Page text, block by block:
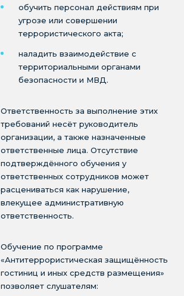
обучить персонал действиям при
угрозе или совершении
террористического акта;
наладить взаимодействие с
территориальными органами
безопасности и МВД.
Ответственность за выполнение этих
требований несёт руководитель
организации, а также назначенные
ответственные лица. Отсутствие
подтверждённого обучения у
ответственных сотрудников может
расцениваться как нарушение,
влекущее административную
ответственность.
Обучение по программе
«Антитеррористическая защищённость
гостиниц и иных средств размещения»
позволяет слушателям: